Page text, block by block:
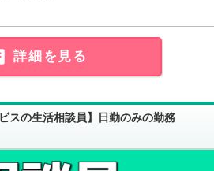
詳細を見る
ビスの生活相談員】日勤のみの勤務